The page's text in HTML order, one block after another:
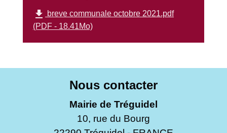
file_download
breve communale octobre 2021.pdf
(PDF - 18.41Mo)
Nous contacter
Mairie de Tréguidel
10, rue du Bourg